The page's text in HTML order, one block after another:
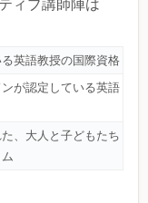
ィブ講師陣は
英語教授の国際資格
が認定している英語
、大人と子どもたち